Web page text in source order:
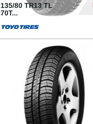
135/80 TR13 TL
70T...